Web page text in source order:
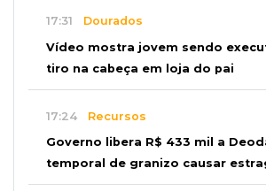
17:31 Dourados
Vídeo mostra jovem sendo
tiro na cabeça em loja do pai
17:24 Recursos
Governo libera R$ 433 mil a
temporal de granizo causar